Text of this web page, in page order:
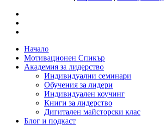
Close
Menu
Начало
Мотивационен Спикър
Академия за лидерство
Индивидуални семинари
Обучения за лидери
Индивидуален коучинг
Книги за лидерство
Дигитален майсторски клас
Блог и подкаст